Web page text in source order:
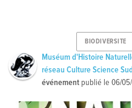
BIODIVERSITE
Muséum d'Histoire
réseau Culture Science Sud
événement publié le06/